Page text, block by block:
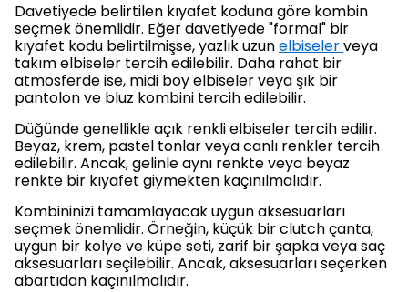
Davetiyede belirtilen kıyafet koduna göre kombin
seçmek önemlidir. Eğer davetiyede "formal" bir
kıyafet kodu belirtilmişse, yazlık uzunelbiselerveya
takım elbiseler tercih edilebilir. Daha rahat bir
atmosferde ise, midi boy elbiseler veya şık bir
pantolon ve bluz kombini tercih edilebilir.
Düğünde genellikle açık renkli elbiseler tercih edilir.
Beyaz, krem, pastel tonlar veya canlı renkler tercih
edilebilir. Ancak, gelinle aynı renkte veya beyaz
renkte bir kıyafet giymekten kaçınılmalıdır.
Kombininizi tamamlayacak uygun aksesuarları
seçmek önemlidir. Örneğin, küçük bir clutch çanta,
uygun bir kolye ve küpe seti, zarif bir şapka veya saç
aksesuarları seçilebilir. Ancak, aksesuarları seçerken
abartıdan kaçınılmalıdır.